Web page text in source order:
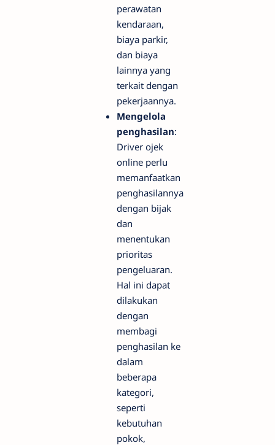
perawatan
kendaraan,
biaya parkir,
dan biaya
lainnya yang
terkait dengan
pekerjaannya.
Mengelola
penghasilan:
Driver ojek
online perlu
memanfaatkan
penghasilannya
dengan bijak
dan
menentukan
prioritas
pengeluaran.
Hal ini dapat
dilakukan
dengan
membagi
penghasilan ke
dalam
beberapa
kategori,
seperti
kebutuhan
pokok,